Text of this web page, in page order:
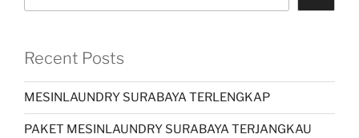
Recent Posts
MESINLAUNDRY SURABAYA TERLENGKAP
PAKET MESINLAUNDRY SURABAYA TERJANGKAU